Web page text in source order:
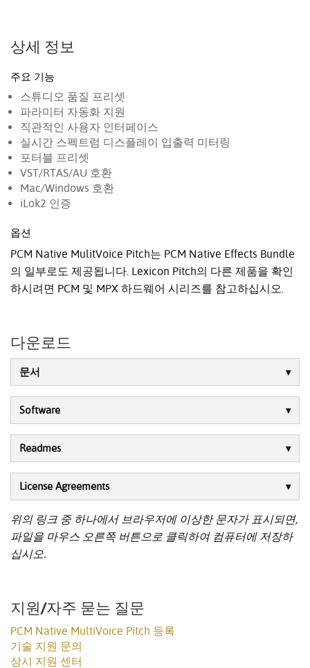
상세 정보
주요 기능
스튜디오 품질 프리셋
파라미터 자동화 지원
직관적인 사용자 인터페이스
실시간 스펙트럼 디스플레이 입출력 미터링
포터블 프리셋
VST/RTAS/AU 호환
Mac/Windows 호환
iLok2 인증
옵션
PCM Native MulitVoice Pitch는 PCM Native Effects Bundle
의 일부로도 제공됩니다. Lexicon Pitch의 다른 제품을 확인
하시려면 PCM 및 MPX 하드웨어 시리즈를 참고하십시오.
다운로드
문서
Software
Readmes
License Agreements
위의 링크 중 하나에서 브라우저에 이상한 문자가 표시되면,
파일을 마우스 오른쪽 버튼으로 클릭하여 컴퓨터에 저장하
십시오.
지원/자주 묻는 질문
PCM Native MultiVoice Pitch 등록
기술 지원 문의
상시 지원 센터